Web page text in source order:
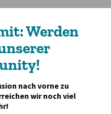
Werden
nach vorne zu
wir noch viel